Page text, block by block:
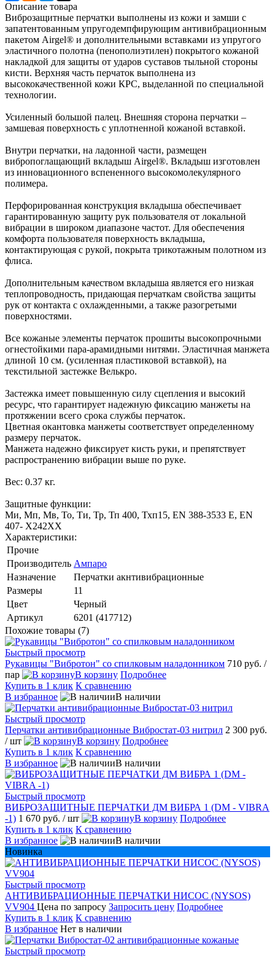
Описание товара
Виброзащитные перчатки выполнены из кожи и замши с
запатентованным упругодемпфирующим антивибрационным
пакетом Airgel® и дополнительными вставками из упругого
эластичного полотна (пенополиэтилен) покрытого кожаной
накладкой для защиты от ударов суставов тыльной стороны
кисти. Верхняя часть перчаток выполнена из
высококачественной кожи КРС, выделанной по специальной
технологии.
Усиленный большой палец. Внешняя сторона перчатки –
замшевая поверхность с уплотненной кожаной вставкой.
Внутри перчатки, на ладонной части, размещен
вибропоглащающий вкладыш Airgel®. Вкладыш изготовлен
из инновационного вспененного высокомолекулярного
полимера.
Перфорированная конструкция вкладыша обеспечивает
гарантированную защиту рук пользователя от локальной
вибрации в широком диапазоне частот. Для обеспечения
комфорта пользователя поверхность вкладыша,
контактирующая с рукой, покрыта трикотажным полотном из
флиса.
Дополнительным качеством вкладыша является его низкая
теплопроводность, придающая перчаткам свойства защиты
рук от контакта с охлажденными, а также разогретыми
поверхностями.
Все кожаные элементы перчаток прошиты высокопрочными
огнестойкими пара-арамидными нитями. Эластичная манжета
длиной 10 см. (усиленная пластиковой вставкой), на
текстильной застежке Велькро.
Застежка имеет повышенную силу сцепления и высокий
ресурс, что гарантирует надежную фиксацию манжеты на
протяжении всего срока службы перчаток.
Цветная окантовка манжеты соответствует определенному
размеру перчаток.
Манжета надежно фиксирует кисть руки, и препятствует
распространению вибрации выше по руке.
Вес: 0.37 кг.
Защитные функции:
Ми, Мп, Мв, То, Ти, Тр, Тп 400, Тхп15, EN 388-3533 Е, EN
407- Х242ХХ
Характеристики:
Прочие
Производитель Ампаро
Назначение
Перчатки акнтивибрационные
Размеры
11
Цвет
Черный
Артикул
6201 (417712)
Похожие товары (7)
Быстрый просмотр
Рукавицы "Вибротон" со спилковым наладонником 710 руб. /
пар
В корзину Подробнее
Купить в 1 клик К сравнению
В избранное
В наличии
Быстрый просмотр
Перчатки антивибрационные Вибростат-03 нитрил 2 300 руб.
/ шт
В корзину Подробнее
Купить в 1 клик К сравнению
В избранное
В наличии
Быстрый просмотр
ВИБРОЗАЩИТНЫЕ ПЕРЧАТКИ ДМ ВИБРА 1 (DM - VIBRA
-1) 1 670 руб. / шт В корзину Подробнее
Купить в 1 клик К сравнению
В избранное
В наличии
Новинка
Быстрый просмотр
АНТИВИБРАЦИОННЫЕ ПЕРЧАТКИ НИСОС (NYSOS)
VV904 Цена по запросу Запросить цену Подробнее
Купить в 1 клик К сравнению
В избранное Нет в наличии
Быстрый просмотр